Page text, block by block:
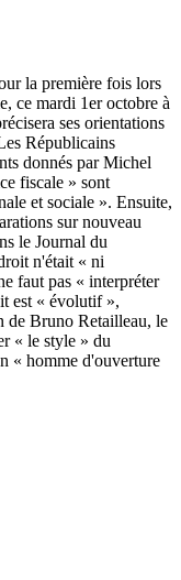
la première fois lors
ce mardi 1er octobre à
ses orientations
Républicains
donnés par Michel
fiscale » sont
et sociale ». Ensuite,
sur nouveau
le Journal du
n'était « ni
faut pas « interpréter
est « évolutif »,
de Bruno Retailleau, le
« le style » du
« homme d'ouverture